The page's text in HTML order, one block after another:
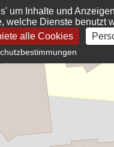
um Inhalte und
welche Dienste benutzt
alle Cookies